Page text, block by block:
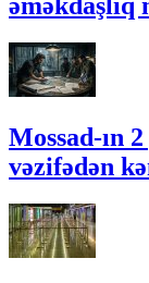
əməkdaşlıq
Mossad-ın
vəzifədən